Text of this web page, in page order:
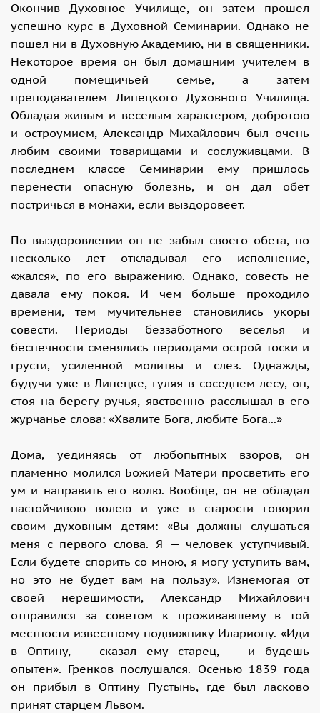
Окончив Духовное Училище, он затем прошел
успешно курс в Духовной Семинарии. Однако не
пошел ни в Духовную Академию, ни в священники.
Некоторое время он был домашним учителем в
одной помещичьей семье, а затем
преподавателем Липецкого Духовного Училища.
Обладая живым и веселым характером, добротою
и остроумием, Александр Михайлович был очень
любим своими товарищами и сослуживцами. В
последнем классе Семинарии ему пришлось
перенести опасную болезнь, и он дал обет
постричься в монахи, если выздоровеет.
По выздоровлении он не забыл своего обета, но
несколько лет откладывал его исполнение,
«жался», по его выражению. Однако, совесть не
давала ему покоя. И чем больше проходило
времени, тем мучительнее становились укоры
совести. Периоды беззаботного веселья и
беспечности сменялись периодами острой тоски и
грусти, усиленной молитвы и слез. Однажды,
будучи уже в Липецке, гуляя в соседнем лесу, он,
стоя на берегу ручья, явственно расслышал в его
журчанье слова: «Хвалите Бога, любите Бога...»
Дома, уединяясь от любопытных взоров, он
пламенно молился Божией Матери просветить его
ум и направить его волю. Вообще, он не обладал
настойчивою волею и уже в старости говорил
своим духовным детям: «Вы должны слушаться
меня с первого слова. Я — человек уступчивый.
Если будете спорить со мною, я могу уступить вам,
но это не будет вам на пользу». Изнемогая от
своей нерешимости, Александр Михайлович
отправился за советом к проживавшему в той
местности известному подвижнику Илариону. «Иди
в Оптину, — сказал ему старец, — и будешь
опытен». Гренков послушался. Осенью 1839 года
он прибыл в Оптину Пустынь, где был ласково
принят старцем Львом.